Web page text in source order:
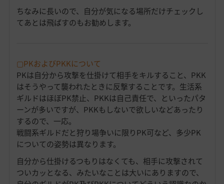
ちなみに長いので、自分が気になる場所だけチェックし
てあとは飛ばすのもお勧めします。
▢PKおよびPKKについて
PKは自分から攻撃を仕掛けて相手をキルすること、PKK
はそうやって襲われたときに反撃することです。生活系
ギルドはほぼPK禁止、PKKは自己責任で、といったパタ
ーンが多いですが、PKKもしないで欲しいなどあったり
するので、一応。
戦闘系ギルドだと狩り場争いに限りPK可など、多少PK
についての姿勢は異なります。
自分から仕掛けるつもりはなくても、相手に攻撃されて
ついカッとなる、みたいなことは大いにありますので、